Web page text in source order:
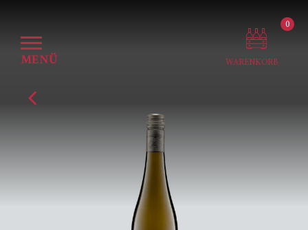
MENÜ
0
WARENKORB